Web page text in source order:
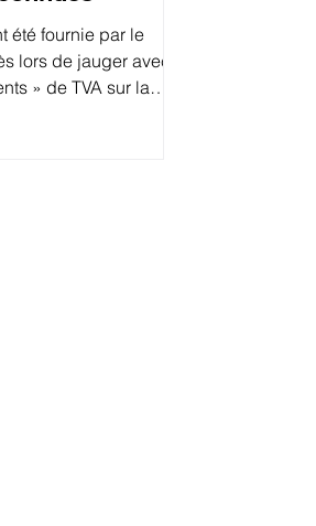
été fournie par le
lors de jauger avec
» de TVA sur la